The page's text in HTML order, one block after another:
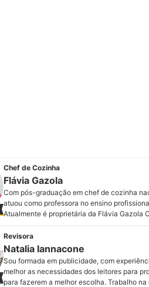
Chef de Cozinha
Flávia Gazola
Com pós-graduação em chef de cozinha
atuou como professora no ensino
Atualmente é proprietária da Flávia Gazola
afetivas e ampliando as percepções nesse
explorar mais um pouquinho. Conheça mais
Perfil de Flávia Gazola
Revisora
Natalia Iannacone
Sou formada em publicidade, com
melhor as necessidades dos leitores para
para fazerem a melhor escolha. Trabalho